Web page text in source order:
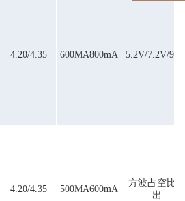
4.20/4.35 600MA800mA 5.2V/7.2V/
4.20/4.35 500MA600mA
方波占空比输
出